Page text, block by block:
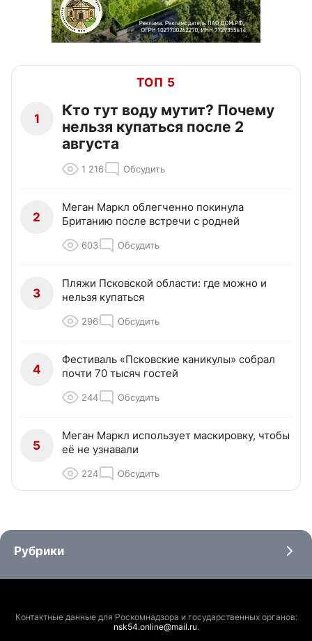
ТОП 5
1
Кто тут воду мутит? Почему
нельзя купаться после 2
августа
1 216 Обсудить
2
Меган Маркл облегченно покинула
Британию после встречи с родней
603 Обсудить
3
Пляжи Псковской области: где можно и
нельзя купаться
296 Обсудить
4
Фестиваль «Псковские каникулы» собрал
почти 70 тысяч гостей
244 Обсудить
5
Меган Маркл использует маскировку, чтобы
её не узнавали
224 Обсудить
Рубрики
Контактные данные для Роскомнадзора и государственных органов:
nsk54.online@mail.ru.